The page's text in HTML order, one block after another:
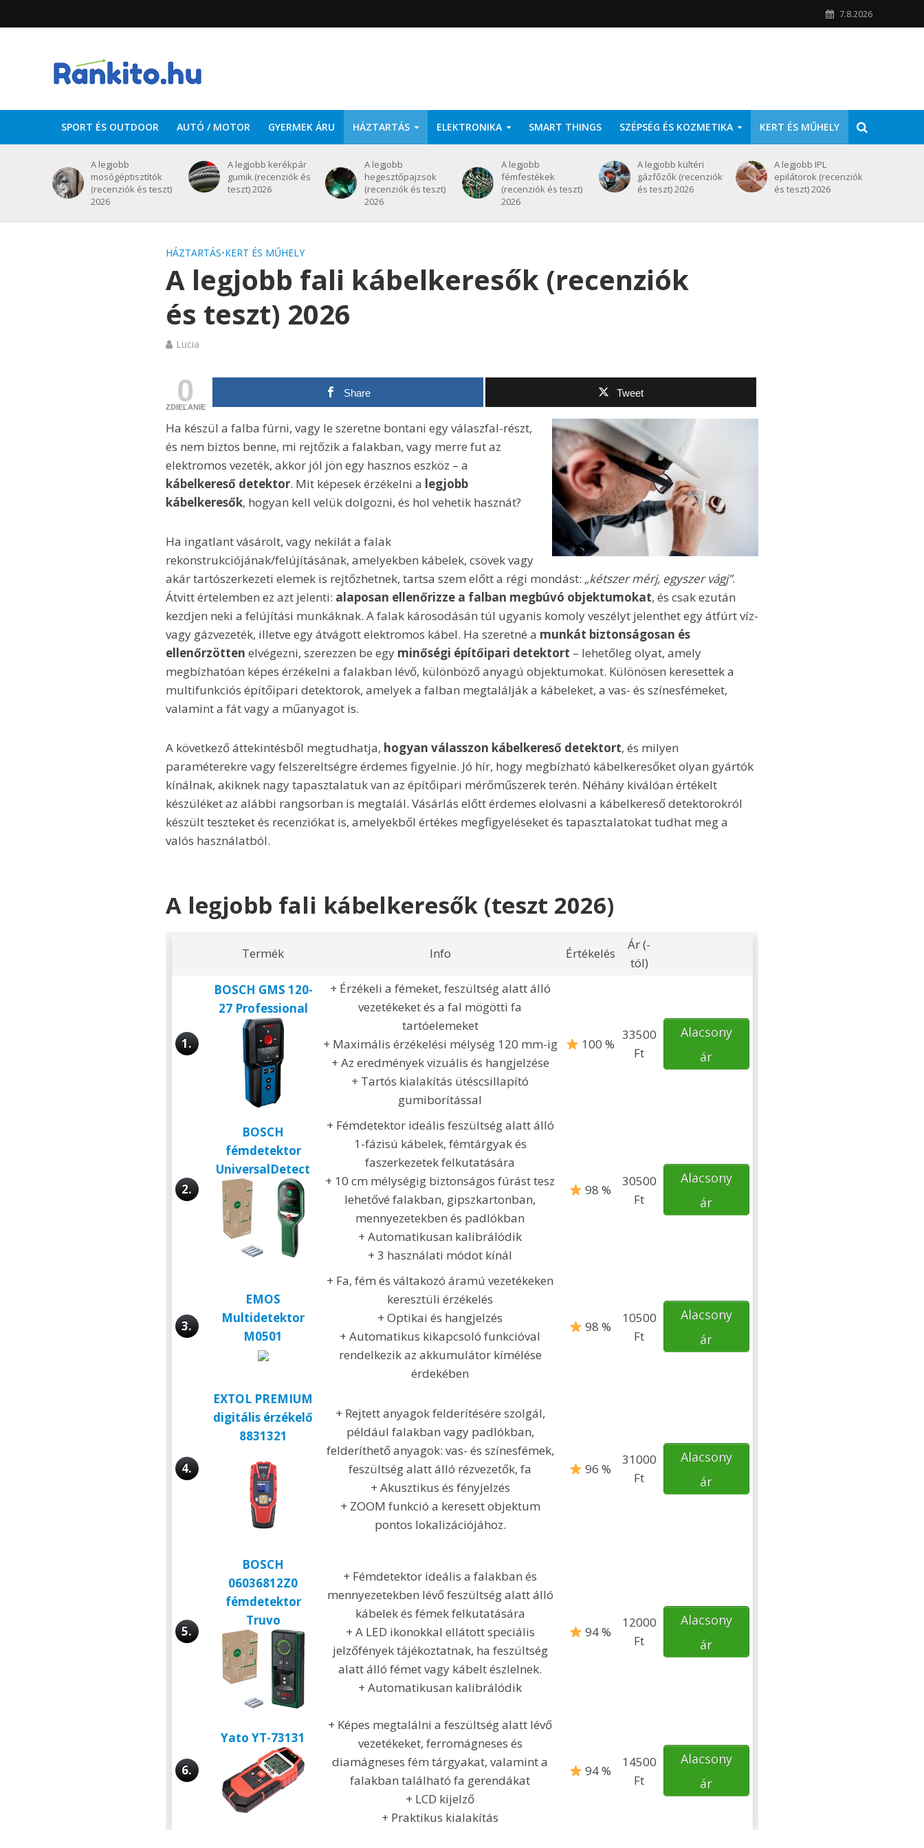
7.8.2026
SPORT ÉS OUTDOOR AUTÓ / MOTOR GYERMEK ÁRU HÁZTARTÁS ELEKTRONIKA SMART THINGS SZÉPSÉG ÉS KOZMETIKA KERT ÉS MŰHELY
A legjobb
mosógéptisztítók
(recenziók és teszt)
2026
A legjobb kerékpár
gumik (recenziók és
teszt) 2026
A legjobb
hegesztőpajzsok
(recenziók és teszt)
2026
A legjobb
fémfestékek
(recenziók és teszt)
2026
A legjobb kültéri
gázfőzők (recenziók
és teszt) 2026
A legjobb IPL
epilátorok (recenziók
és teszt) 2026
HÁZTARTÁS•KERT ÉS MŰHELY
A legjobb fali kábelkeresők (recenziók
és teszt) 2026
Lucia
0
ZDIEĽANIE
Share Tweet
Ha készül a falba fúrni, vagy le szeretne bontani egy válaszfal-részt,
és nem biztos benne, mi rejtőzik a falakban, vagy merre fut az
elektromos vezeték, akkor jól jön egy hasznos eszköz – a
kábelkereső detektor. Mit képesek érzékelni a legjobb
kábelkeresők, hogyan kell velük dolgozni, és hol vehetik hasznát?
Ha ingatlant vásárolt, vagy nekilát a falak
rekonstrukciójának/felújításának, amelyekben kábelek, csövek vagy
akár tartószerkezeti elemek is rejtőzhetnek, tartsa szem előtt a régi mondást: „kétszer mérj, egyszer vágj”.
Átvitt értelemben ez azt jelenti: alaposan ellenőrizze a falban megbúvó objektumokat, és csak ezután
kezdjen neki a felújítási munkáknak. A falak károsodásán túl ugyanis komoly veszélyt jelenthet egy átfúrt víz-
vagy gázvezeték, illetve egy átvágott elektromos kábel. Ha szeretné a munkát biztonságosan és
ellenőrzötten elvégezni, szerezzen be egy minőségi építőipari detektort – lehetőleg olyat, amely
megbízhatóan képes érzékelni a falakban lévő, különböző anyagú objektumokat. Különösen keresettek a
multifunkciós építőipari detektorok, amelyek a falban megtalálják a kábeleket, a vas- és színesfémeket,
valamint a fát vagy a műanyagot is.
A következő áttekintésből megtudhatja, hogyan válasszon kábelkereső detektort, és milyen
paraméterekre vagy felszereltségre érdemes figyelnie. Jó hír, hogy megbízható kábelkeresőket olyan gyártók
kínálnak, akiknek nagy tapasztalatuk van az építőipari mérőműszerek terén. Néhány kiválóan értékelt
készüléket az alábbi rangsorban is megtalál. Vásárlás előtt érdemes elolvasni a kábelkereső detektorokról
készült teszteket és recenziókat is, amelyekből értékes megfigyeléseket és tapasztalatokat tudhat meg a
valós használatból.
A legjobb fali kábelkeresők (teszt 2026)
Termék Info Értékelés
Ár (-
tól)
1.
BOSCH GMS 120-
27 Professional
+ Érzékeli a fémeket, feszültség alatt álló
vezetékeket és a fal mögötti fa
tartóelemeket
+ Maximális érzékelési mélység 120 mm-ig
+ Az eredmények vizuális és hangjelzése
+ Tartós kialakítás ütéscsillapító
gumiborítással
100 %
33500
Ft
Alacsony
ár
2.
BOSCH
fémdetektor
UniversalDetect
+ Fémdetektor ideális feszültség alatt álló
1-fázisú kábelek, fémtárgyak és
faszerkezetek felkutatására
+ 10 cm mélységig biztonságos fúrást tesz
lehetővé falakban, gipszkartonban,
mennyezetekben és padlókban
+ Automatikusan kalibrálódik
+ 3 használati módot kínál
98 %
30500
Ft
Alacsony
ár
3.
EMOS
Multidetektor
M0501
+ Fa, fém és váltakozó áramú vezetékeken
keresztüli érzékelés
+ Optikai és hangjelzés
+ Automatikus kikapcsoló funkcióval
rendelkezik az akkumulátor kímélése
érdekében
98 %
10500
Ft
Alacsony
ár
4.
EXTOL PREMIUM
digitális érzékelő
8831321
+ Rejtett anyagok felderítésére szolgál,
például falakban vagy padlókban,
felderíthető anyagok: vas- és színesfémek,
feszültség alatt álló rézvezetők, fa
+ Akusztikus és fényjelzés
+ ZOOM funkció a keresett objektum
pontos lokalizációjához.
96 %
31000
Ft
Alacsony
ár
5.
BOSCH
06036812Z0
fémdetektor
Truvo
+ Fémdetektor ideális a falakban és
mennyezetekben lévő feszültség alatt álló
kábelek és fémek felkutatására
+ A LED ikonokkal ellátott speciális
jelzőfények tájékoztatnak, ha feszültség
alatt álló fémet vagy kábelt észlelnek.
+ Automatikusan kalibrálódik
94 %
12000
Ft
Alacsony
ár
6.
Yato YT-73131
+ Képes megtalálni a feszültség alatt lévő
vezetékeket, ferromágneses és
diamágneses fém tárgyakat, valamint a
falakban található fa gerendákat
+ LCD kijelző
+ Praktikus kialakítás
94 %
14500
Ft
Alacsony
ár